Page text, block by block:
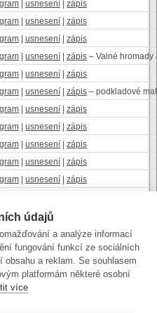
usnesení
zápis
usnesení
zápis
usnesení
zápis
usnesení zápis – Valné hromady
usnesení
zápis
usnesení zápis – podkladové
usnesení
zápis
usnesení
zápis
usnesení
zápis
usnesení
zápis
usnesení
zápis
|usnesení
|usnesení |zápis
|usnesení|zápis
údajů
a analýze informací
fungování funkcí ze sociálních
a reklam. Se souhlasem
platformám některé osobní
více